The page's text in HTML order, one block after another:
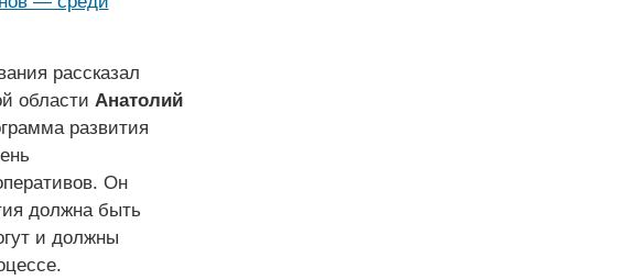
рассказал
области Анатолий
развития
Он
должна быть
и должны